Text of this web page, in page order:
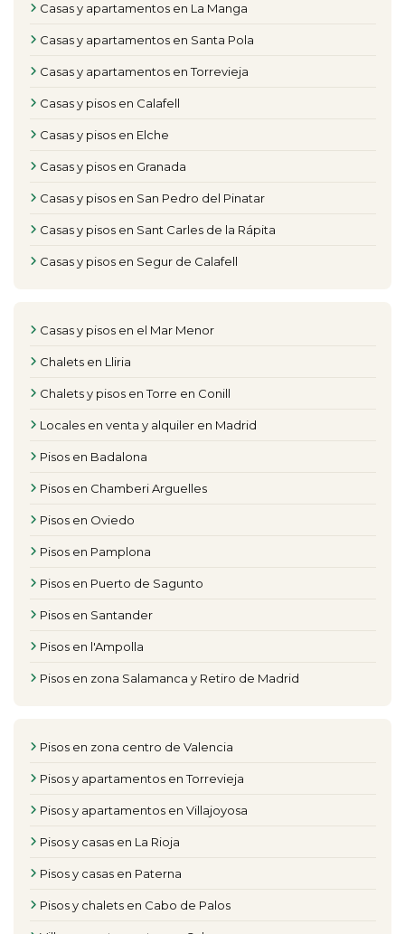
Casas y apartamentos en La Manga
Casas y apartamentos en Santa Pola
Casas y apartamentos en Torrevieja
Casas y pisos en Calafell
Casas y pisos en Elche
Casas y pisos en Granada
Casas y pisos en San Pedro del Pinatar
Casas y pisos en Sant Carles de la Rápita
Casas y pisos en Segur de Calafell
Casas y pisos en el Mar Menor
Chalets en Lliria
Chalets y pisos en Torre en Conill
Locales en venta y alquiler en Madrid
Pisos en Badalona
Pisos en Chamberi Arguelles
Pisos en Oviedo
Pisos en Pamplona
Pisos en Puerto de Sagunto
Pisos en Santander
Pisos en l'Ampolla
Pisos en zona Salamanca y Retiro de Madrid
Pisos en zona centro de Valencia
Pisos y apartamentos en Torrevieja
Pisos y apartamentos en Villajoyosa
Pisos y casas en La Rioja
Pisos y casas en Paterna
Pisos y chalets en Cabo de Palos